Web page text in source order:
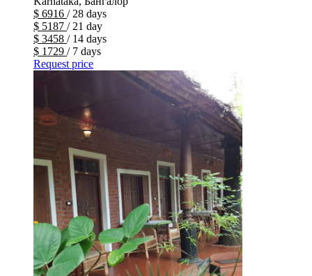
$ 6916 / 28 days
$ 5187 / 21 day
$ 3458 / 14 days
$ 1729 / 7 days
Request price